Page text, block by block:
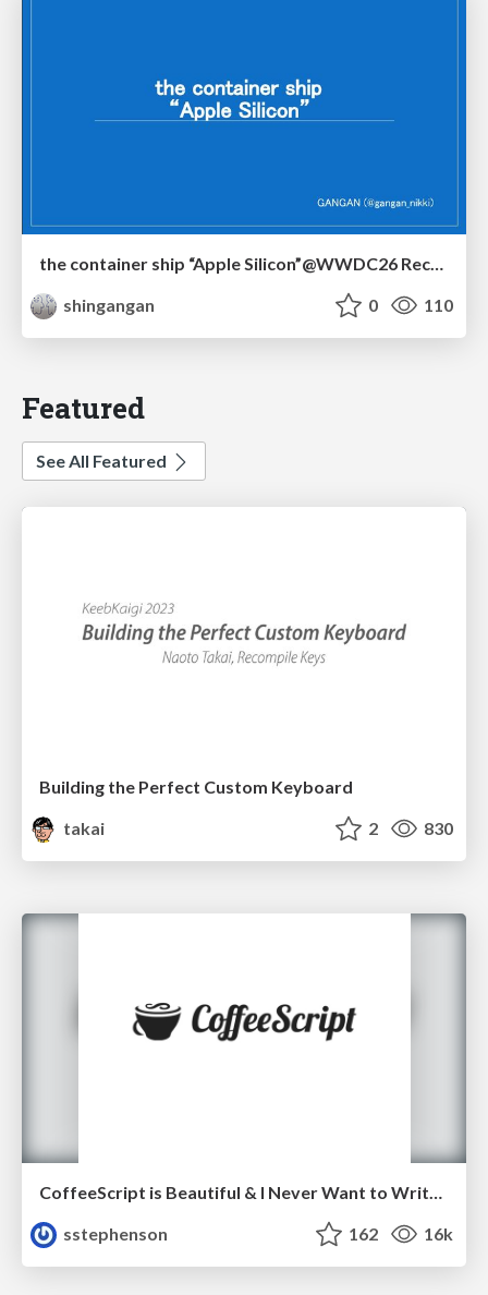
the container ship “Apple Silicon”@WWDC26 Recap -Japan-\(region).swift
shingangan
0 110
Featured
See All Featured
Building the Perfect Custom Keyboard
takai
2 830
CoffeeScript is Beautiful & I Never Want to Write Plain JavaScript Again
sstephenson
162 16k